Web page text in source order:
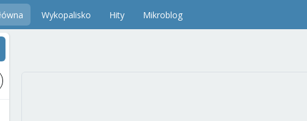
Wykopalisko Hity Mikroblog